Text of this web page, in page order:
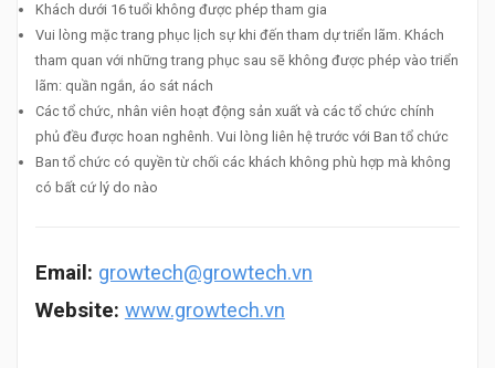
Khách dưới 16 tuổi không được phép tham gia
Vui lòng mặc trang phục lịch sự khi đến tham dự triển lãm. Khách
tham quan với những trang phục sau sẽ không được phép vào triển
lãm: quần ngắn, áo sát nách
Các tổ chức, nhân viên hoạt động sản xuất và các tổ chức chính
phủ đều được hoan nghênh. Vui lòng liên hệ trước với Ban tổ chức
Ban tổ chức có quyền từ chối các khách không phù hợp mà không
có bất cứ lý do nào
Email: growtech@growtech.vn
Website: www.growtech.vn